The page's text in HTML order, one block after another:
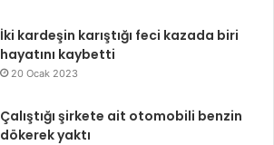
İki kardeşin karıştığı feci kazada biri
hayatını kaybetti
20 Ocak 2023
Çalıştığı şirkete ait otomobili benzin
dökerek yaktı